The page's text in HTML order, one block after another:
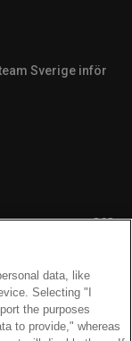
Sverige inför
863
205
data, like
Selecting "I
the purposes
to provide," whereas